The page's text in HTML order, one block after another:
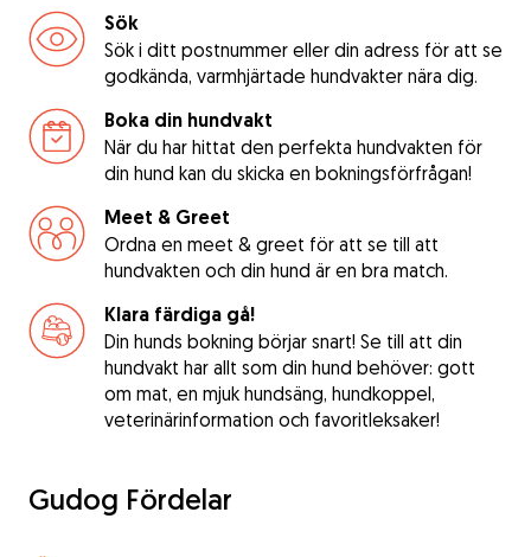
Sök
Sök i ditt postnummer eller din adress för att se
godkända, varmhjärtade hundvakter nära dig.
Boka din hundvakt
När du har hittat den perfekta hundvakten för
din hund kan du skicka en bokningsförfrågan!
Meet & Greet
Ordna en meet & greet för att se till att
hundvakten och din hund är en bra match.
Klara färdiga gå!
Din hunds bokning börjar snart! Se till att din
hundvakt har allt som din hund behöver: gott
om mat, en mjuk hundsäng, hundkoppel,
veterinärinformation och favoritleksaker!
Gudog Fördelar